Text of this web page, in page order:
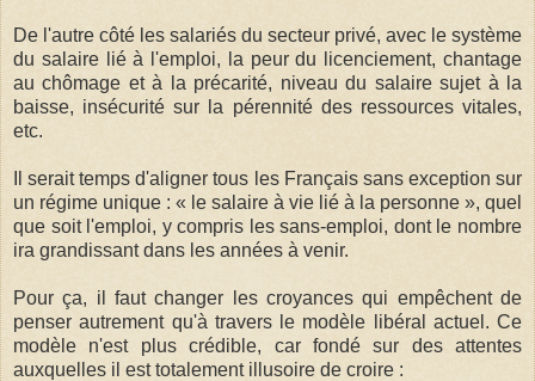
De l'autre côté les salariés du secteur privé, avec le système
du salaire lié à l'emploi, la peur du licenciement, chantage
au chômage et à la précarité, niveau du salaire sujet à la
baisse, insécurité sur la pérennité des ressources vitales,
etc.
Il serait temps d'aligner tous les Français sans exception sur
un régime unique : « le salaire à vie lié à la personne », quel
que soit l'emploi, y compris les sans-emploi, dont le nombre
ira grandissant dans les années à venir.
Pour ça, il faut changer les croyances qui empêchent de
penser autrement qu'à travers le modèle libéral actuel. Ce
modèle n'est plus crédible, car fondé sur des attentes
auxquelles il est totalement illusoire de croire :